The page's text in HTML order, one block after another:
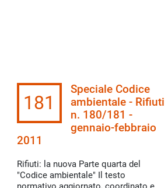
181
Speciale Codice
ambientale - Rifiuti
n. 180/181 -
gennaio-febbraio
2011
Rifiuti: la nuova Parte quarta del
"Codice ambientale" Il testo